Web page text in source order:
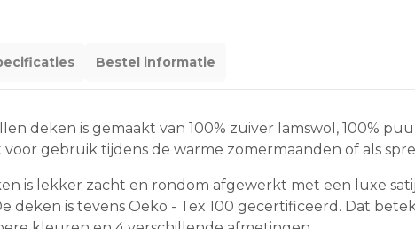
Bestel informatie
deken is gemaakt van 100% zuiver lamswol, 100%
gebruik tijdens de warme zomermaanden of als
is lekker zacht en rondom afgewerkt met een luxe
deken is tevens Oeko - Tex 100 gecertificeerd. Dat